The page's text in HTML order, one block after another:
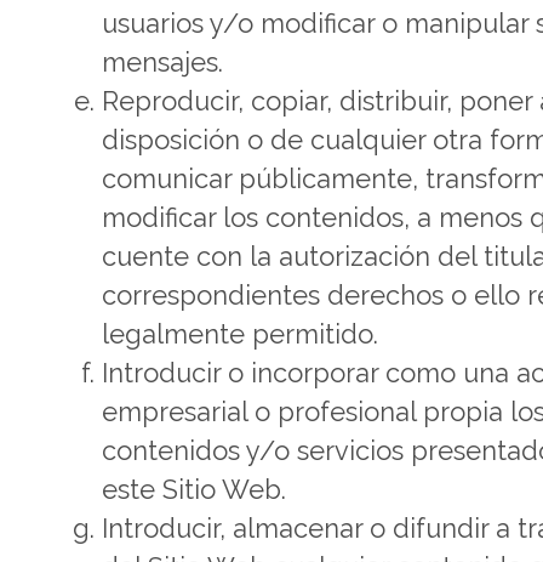
usuarios y/o modificar o manipular
mensajes.
Reproducir, copiar, distribuir, poner
disposición o de cualquier otra
comunicar públicamente,
modificar los contenidos, a menos
cuente con la autorización del
correspondientes derechos o ello
legalmente permitido.
Introducir o incorporar como una
empresarial o profesional propia
contenidos y/o servicios
este Sitio Web.
Introducir, almacenar o difundir a